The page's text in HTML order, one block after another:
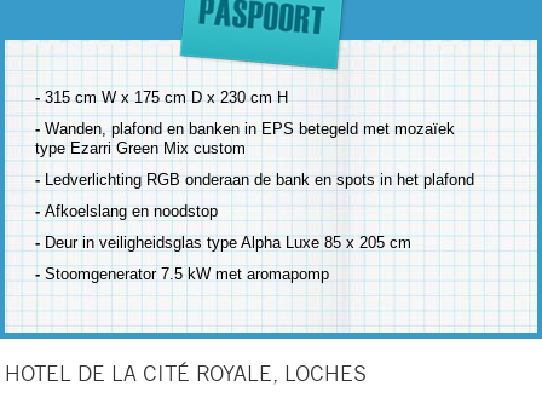
-315 cm W x 175 cm D x 230 cm H
-Wanden, plafond en banken in EPS betegeld met mozaïek
type Ezarri Green Mix custom
-Ledverlichting RGB onderaan de bank en spots in het plafond
-Afkoelslang en noodstop
- Deur in veiligheidsglas type Alpha Luxe 85 x 205 cm
-Stoomgenerator 7.5 kW met aromapomp
HOTEL DE LA CITÉ ROYALE, LOCHES